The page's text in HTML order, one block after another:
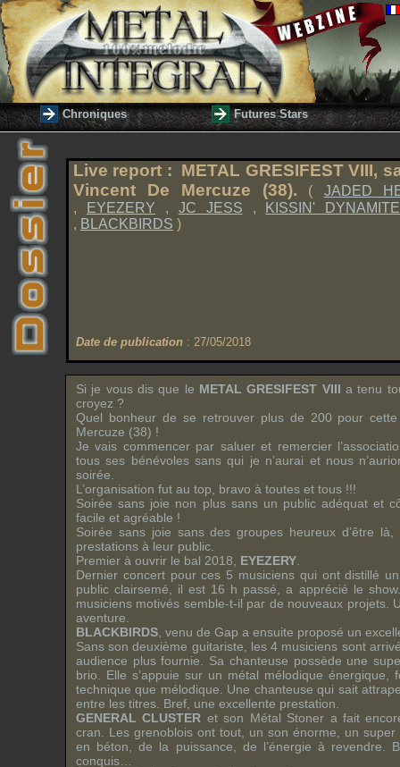
Chroniques Futures Stars
Live report : METAL GRESIFEST VIII,
Vincent De Mercuze (38). ( JADED
,
EYEZERY , JC JESS , KISSIN' DYNAMITE
, BLACKBIRDS )
Date de publication : 27/05/2018
Si je vous dis que le METAL GRESIFEST VIII a tenu
croyez ?
Quel bonheur de se retrouver plus de 200 pour
Mercuze (38) !
Je vais commencer par saluer et remercier
tous ses bénévoles sans qui je n’aurai et nous
soirée.
L’organisation fut au top, bravo à toutes et tous !!!
Soirée sans joie non plus sans un public adéquat et
facile et agréable !
Soirée sans joie sans des groupes heureux d’être
prestations à leur public.
Premier à ouvrir le bal 2018, EYEZERY
Dernier concert pour ces 5 musiciens qui ont distillé
public clairsemé, il est 16 h passé, a apprécié le
musiciens motivés semble-t-il par de nouveaux projets.
aventure.
BLACKBIRDS , venu de Gap a ensuite proposé un
Sans son deuxième guitariste, les 4 musiciens sont
audience plus fournie. Sa chanteuse possède une
brio. Elle s’appuie sur un métal mélodique
technique que mélodique. Une chanteuse qui sait
entre les titres. Bref, une excellente prestation.
GENERAL CLUSTER et son Métal Stoner a fait
cran. Les grenoblois ont tout, un son énorme, un
en béton, de la puissance, de l’énergie à revendre.
conquis…